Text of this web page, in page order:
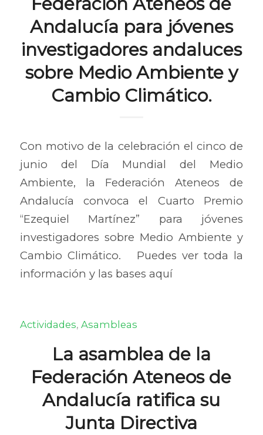
Andalucía para jóvenes
investigadores andaluces
sobre Medio Ambiente y
Cambio Climático.
Con motivo de la celebración el cinco de
junio del Día Mundial del Medio
Ambiente, la Federación Ateneos de
Andalucía convoca el Cuarto Premio
“Ezequiel Martínez” para jóvenes
investigadores sobre Medio Ambiente y
Cambio Climático. Puedes ver toda la
información y las bases aquí
Actividades, Asambleas
La asamblea de la
Federación Ateneos de
Andalucía ratifica su
Junta Directiva